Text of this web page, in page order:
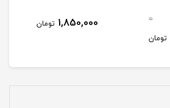
0
تومان
1,850,000 تومان